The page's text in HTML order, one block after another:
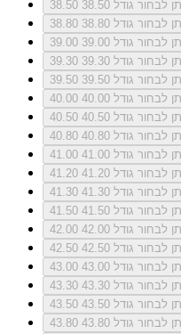
38.50
לבחור גודל 38.50
38.80
לבחור גודל 38.80
39.00
לבחור גודל 39.00
39.30
לבחור גודל 39.30
39.50
לבחור גודל 39.50
40.00
לבחור גודל 40.00
40.50
לבחור גודל 40.50
40.80
לבחור גודל 40.80
41.00
לבחור גודל 41.00
41.20
לבחור גודל 41.20
41.30
לבחור גודל 41.30
41.50
לבחור גודל 41.50
42.00
לבחור גודל 42.00
42.50
לבחור גודל 42.50
43.00
לבחור גודל 43.00
43.30
לבחור גודל 43.30
43.50
לבחור גודל 43.50
43.80
לבחור גודל 43.80